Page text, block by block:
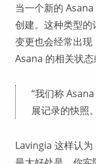
当一个新的
创建。这种类型
变更也会经常出
Asana 的相关状态
“我们称
展记录的快照
Lavingia 这样认